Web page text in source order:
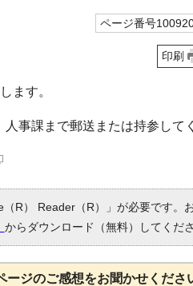
ページ番号
印刷
ます。
事課まで郵送または持参して
R） Reader（R）」が必要です。
からダウンロード（無料）してくださ
ジのご感想をお聞かせくださ